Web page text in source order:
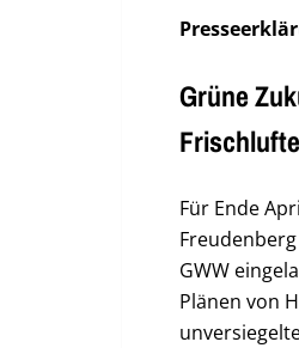
Grüne
Für Ende
GWW
Plänen von